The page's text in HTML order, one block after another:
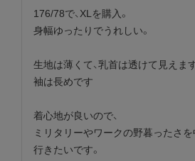
176/78で、XLを購入。
身幅ゆったりでうれしい。
生地は薄くて、乳首は透けて見えます
袖は長めです
着心地が良いので、
ミリタリーやワークの野暮ったさ
行きたいです。